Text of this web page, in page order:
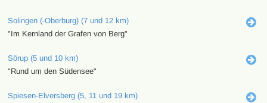
Solingen (-Oberburg) (7 und 12 km)
"Im Kernland der Grafen von Berg"
Sörup (5 und 10 km)
"Rund um den Südensee"
Spiesen-Elversberg (5, 11 und 19 km)